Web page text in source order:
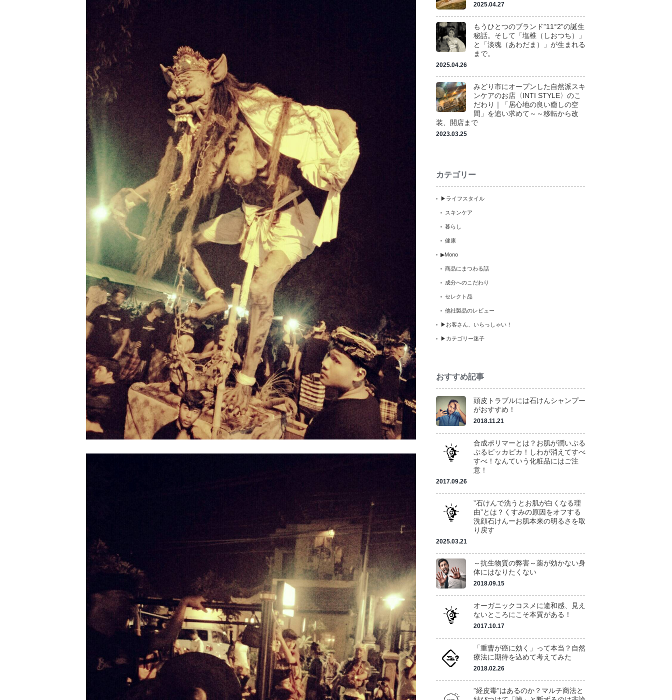
2025.04.27
もうひとつのブランド”11°2”の誕生
秘話。そして「塩椎（しおつち）」
と「淡魂（あわだま）」が生まれる
まで。
2025.04.26
みどり市にオープンした自然派スキ
ンケアのお店〈INTI STYLE〉のこ
だわり｜「居心地の良い癒しの空
間」を追い求めて～～移転から改
装、開店まで
2023.03.25
カテゴリー
▶ライフスタイル
スキンケア
暮らし
健康
▶Mono
商品にまつわる話
成分へのこだわり
セレクト品
他社製品のレビュー
▶お客さん、いらっしゃい！
▶カテゴリー迷子
おすすめ記事
頭皮トラブルには石けんシャンプー
がおすすめ！
2018.11.21
合成ポリマーとは？お肌が潤いぷる
ぷるピッカピカ！しわが消えてすべ
すべ！なんていう化粧品にはご注
意！
2017.09.26
”石けんで洗うとお肌が白くなる理
由”とは？くすみの原因をオフする
洗顔石けんーお肌本来の明るさを取
り戻す
2025.03.21
～抗生物質の弊害～薬が効かない身
体にはなりたくない
2018.09.15
オーガニックコスメに違和感、見え
ないところにこそ本質がある！
2017.10.17
「重曹が癌に効く」って本当？自然
療法に期待を込めて考えてみた
2018.02.26
”経皮毒”はあるのか？マルチ商法と